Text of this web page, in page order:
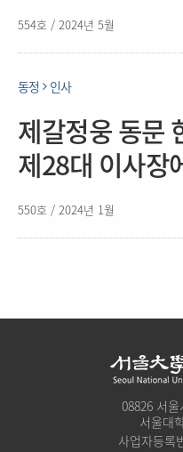
554호 / 2024년 5월
동정 인사
제갈정웅 동문
제28대 이사장
550호 / 2024년 1월
08826 서
서울대
사업자등록